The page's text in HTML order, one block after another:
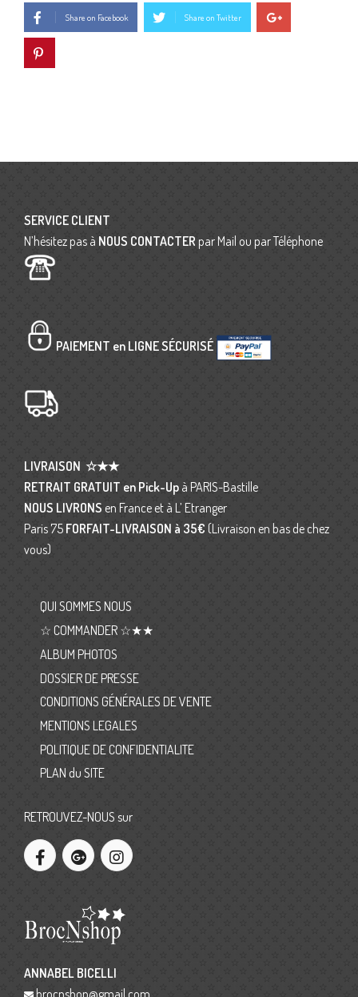
Share on Facebook Share on Twitter
SERVICE CLIENT
N’hésitez pas à NOUS CONTACTER par Mail ou par Téléphone
PAIEMENT en LIGNE SÉCURISÉ
LIVRAISON ☆★★
RETRAIT GRATUIT en Pick-Up à PARIS-Bastille
NOUS LIVRONS en France et à L’ Etranger
Paris 75 FORFAIT-LIVRAISON à 35€ (Livraison en bas de chez
vous)
QUI SOMMES NOUS
☆ COMMANDER ☆★★
ALBUM PHOTOS
DOSSIER DE PRESSE
CONDITIONS GÉNÉRALES DE VENTE
MENTIONS LEGALES
POLITIQUE DE CONFIDENTIALITE
PLAN du SITE
RETROUVEZ-NOUS sur
ANNABEL BICELLI